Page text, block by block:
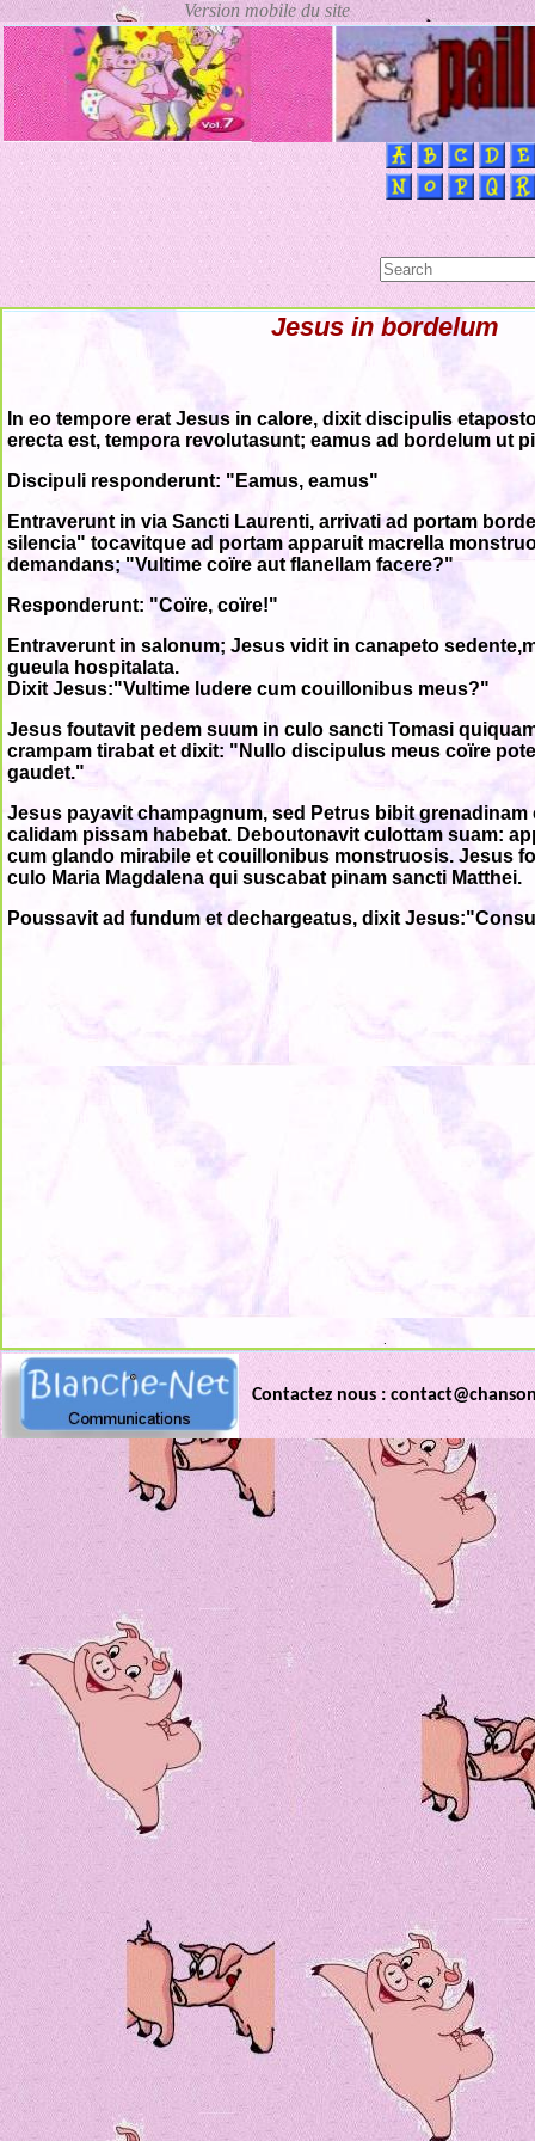
Jesus in bordelum
In eo tempore erat Jesus in calore, dixit discipulis
erecta est, tempora revolutasunt; eamus ad bordelum ut
Discipuli responderunt: "Eamus, eamus"
Entraverunt in via Sancti Laurenti, arrivati ad portam
silencia" tocavitque ad portam apparuit macrella
demandans; "Vultime coïre aut flanellam facere?"
Responderunt: "Coïre, coïre!"
Entraverunt in salonum; Jesus vidit in canapeto
gueula hospitalata.
Dixit Jesus:"Vultime ludere cum couillonibus meus?"
Jesus foutavit pedem suum in culo sancti Tomasi
crampam tirabat et dixit: "Nullo discipulus meus coïre
gaudet."
Jesus payavit champagnum, sed Petrus bibit grenadinam
calidam pissam habebat. Deboutonavit culottam suam:
cum glando mirabile et couillonibus monstruosis. Jesus
culo Maria Magdalena qui suscabat pinam sancti Matthei.
Poussavit ad fundum et dechargeatus, dixit
Contactez nous :